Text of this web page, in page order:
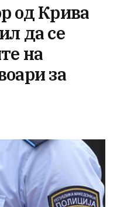
од Крива
да се
на
за